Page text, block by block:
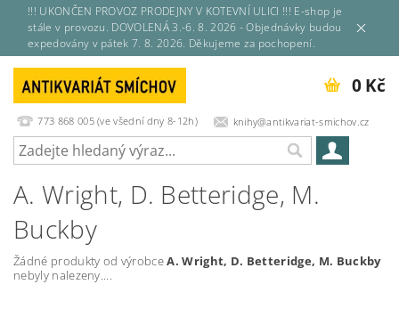
!!! UKONČEN PROVOZ PRODEJNY V KOTEVNÍ ULICI !!! E-shop je
stále v provozu. DOVOLENÁ 3.-6. 8. 2026 - Objednávky budou
expedovány v pátek 7. 8. 2026. Děkujeme za pochopení.
773 868 005 (ve všední dny 8-12h) knihy@antikvariat-smichov.cz
0 Kč
A. Wright, D. Betteridge, M.
Buckby
Žádné produkty od výrobceA. Wright, D. Betteridge, M. Buckby
nebyly nalezeny....